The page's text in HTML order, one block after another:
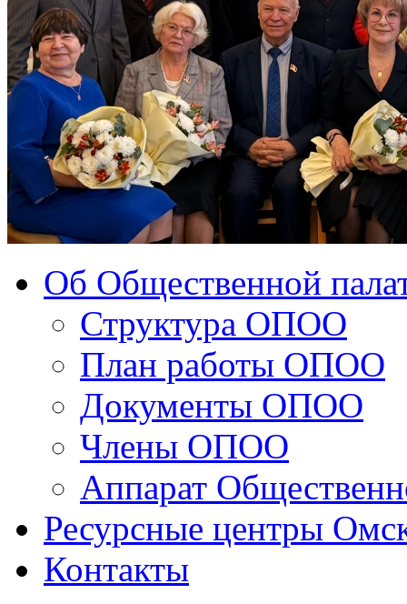
Об Общественной
Структура ОПОО
План работы ОПОО
Документы ОПОО
Члены ОПОО
Аппарат
Ресурсные центры
Контакты